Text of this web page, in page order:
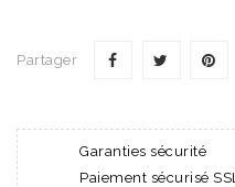
Partager
Garanties sécurité
Paiement sécurisé SSL